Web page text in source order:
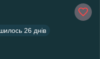
26 днів